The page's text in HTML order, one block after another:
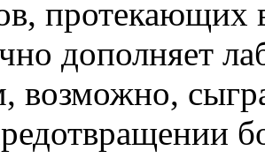
протекающих
дополняет
возможно,